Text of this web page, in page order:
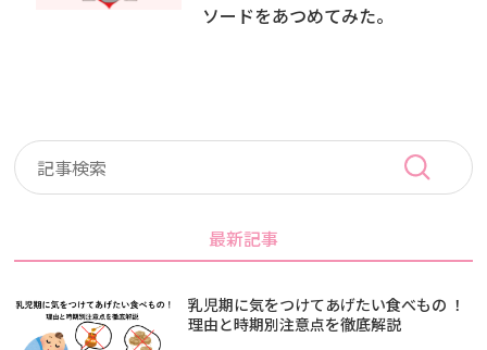
ソードをあつめてみた。
最新記事
乳児期に気をつけてあげたい食べもの ！
理由と時期別注意点を徹底解説